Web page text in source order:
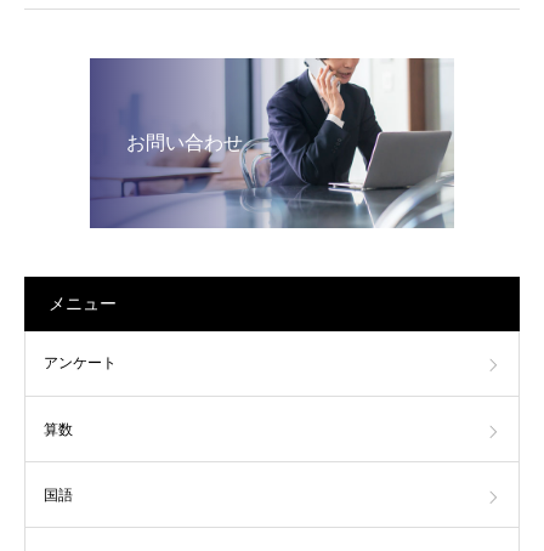
お問い合わせ
メニュー
アンケート
算数
国語